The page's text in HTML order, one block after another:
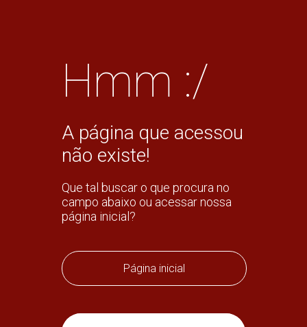
Hmm :/
A página que acessou
não existe!
Que tal buscar o que procura no
campo abaixo ou acessar nossa
página inicial?
Página inicial